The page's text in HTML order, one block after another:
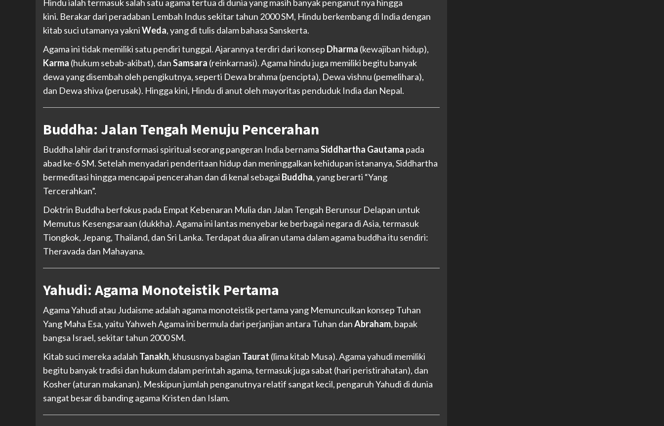
Hindu ialah termasuk salah satu agama tertua di dunia yang masih banyak penganut nya hingga
kini. Berakar dari peradaban Lembah Indus sekitar tahun 2000 SM, Hindu berkembang di India dengan
kitab suci utamanya yakniWeda, yang di tulis dalam bahasa Sanskerta.
Agama ini tidak memiliki satu pendiri tunggal. Ajarannya terdiri dari konsep Dharma (kewajiban hidup),
Karma (hukum sebab-akibat), danSamsara (reinkarnasi). Agama hindu juga memiliki begitu banyak
dewa yang disembah oleh pengikutnya, seperti Dewa brahma (pencipta), Dewa vishnu (pemelihara),
dan Dewa shiva (perusak). Hingga kini, Hindu di anut oleh mayoritas penduduk India dan Nepal.
Buddha: Jalan Tengah Menuju Pencerahan
Buddha lahir dari transformasi spiritual seorang pangeran India bernamaSiddhartha Gautama pada
abad ke-6 SM. Setelah menyadari penderitaan hidup dan meninggalkan kehidupan istananya, Siddhartha
bermeditasi hingga mencapai pencerahan dan di kenal sebagai Buddha, yang berarti “Yang
Tercerahkan”.
Doktrin Buddha berfokus pada Empat Kebenaran Mulia dan Jalan Tengah Berunsur Delapan untuk
Memutus Kesengsaraan (dukkha). Agama ini lantas menyebar ke berbagai negara di Asia, termasuk
Tiongkok, Jepang, Thailand, dan Sri Lanka. Terdapat dua aliran utama dalam agama buddha itu sendiri:
Theravada dan Mahayana.
Yahudi: Agama Monoteistik Pertama
Agama Yahudi atau Judaisme adalah agama monoteistik pertama yang Memunculkan konsep Tuhan
Yang Maha Esa, yaitu Yahweh Agama ini bermula dari perjanjian antara Tuhan danAbraham, bapak
bangsa Israel, sekitar tahun 2000 SM.
Kitab suci mereka adalah Tanakh, khususnya bagian Taurat (lima kitab Musa). Agama yahudi memiliki
begitu banyak tradisi dan hukum dalam perintah agama, termasuk juga sabat (hari peristirahatan), dan
Kosher (aturan makanan). Meskipun jumlah penganutnya relatif sangat kecil, pengaruh Yahudi di dunia
sangat besar di banding agama Kristen dan Islam.